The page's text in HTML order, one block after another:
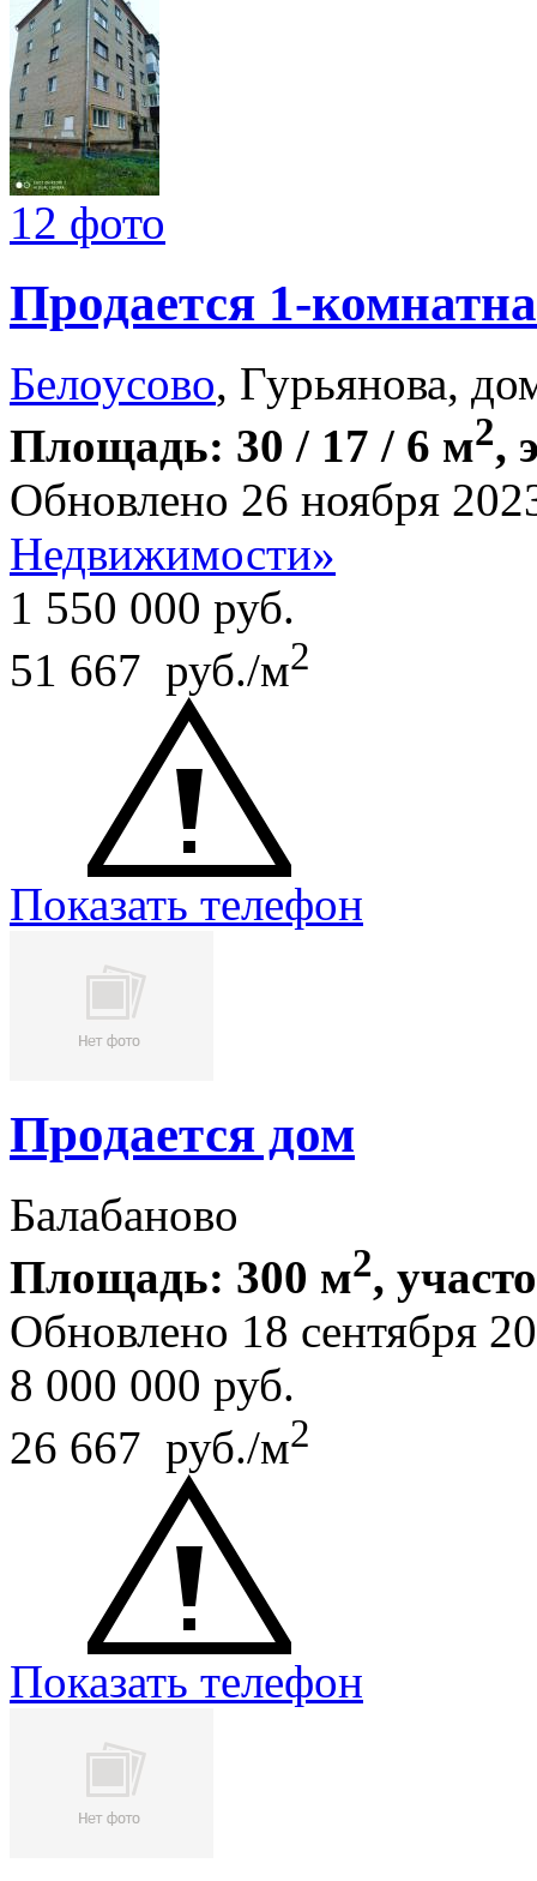
12 фото
Продается 1-
Белоусово, Гурьянова,
Площадь: 30 / 17 / 6 м2,
Обновлено 26 ноября
Недвижимости»
1 550 000 руб.
51 667 руб./м2
Показать телефон
Продается дом
Балабаново
Площадь: 300 м2,
Обновлено 18 сентября
8 000 000 руб.
26 667 руб./м2
Показать телефон